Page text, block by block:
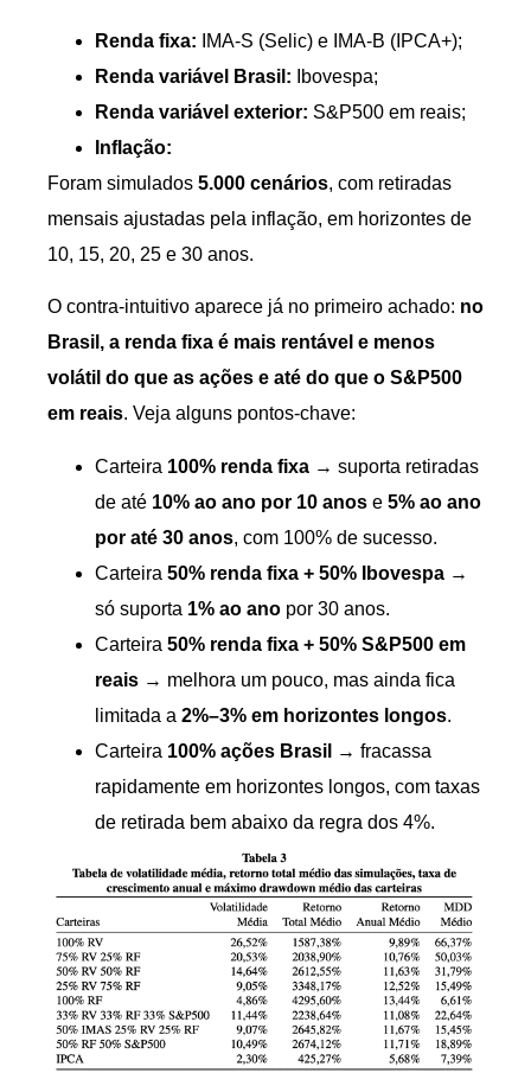
Renda fixa: IMA-S (Selic) e IMA-B (IPCA+);
Renda variável Brasil: Ibovespa;
Renda variável exterior: S&P500 em reais;
Inflação:
Foram simulados 5.000 cenários, com retiradas
mensais ajustadas pela inflação, em horizontes de
10, 15, 20, 25 e 30 anos.
O contra-intuitivo aparece já no primeiro achado: no
Brasil, a renda fixa é mais rentável e menos
volátil do que as ações e até do que o S&P500
em reais. Veja alguns pontos-chave:
Carteira 100% renda fixa → suporta retiradas
de até 10% ao ano por 10 anos e 5% ao ano
por até 30 anos, com 100% de sucesso.
Carteira 50% renda fixa + 50% Ibovespa →
só suporta 1% ao ano por 30 anos.
Carteira 50% renda fixa + 50% S&P500 em
reais → melhora um pouco, mas ainda fica
limitada a 2%–3% em horizontes longos.
Carteira 100% ações Brasil
→ fracassa
rapidamente em horizontes longos, com taxas
de retirada bem abaixo da regra dos 4%.